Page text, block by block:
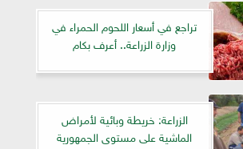
تراجع في أسعار اللحوم الحمراء في
وزارة الزراعة.. أعرف بكام
الزراعة: خريطة وبائية لأمراض
الماشية على مستوى الجمهورية